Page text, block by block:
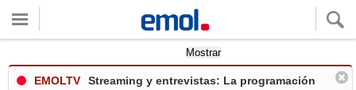
Mostrar
EMOLTV
Streaming y entrevistas: La programación